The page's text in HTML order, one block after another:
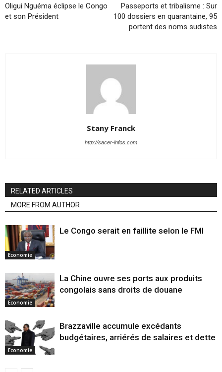
Oligui Nguéma éclipse le Congo
et son Président
Passeports et tribalisme : Sur
100 dossiers en quarantaine, 95
portent des noms sudistes
Stany Franck
http://sacer-infos.com
RELATED ARTICLES
MORE FROM AUTHOR
Economie
Le Congo serait en faillite selon le FMI
Economie
La Chine ouvre ses ports aux produits
congolais sans droits de douane
Economie
Brazzaville accumule excédants
budgétaires, arriérés de salaires et dette